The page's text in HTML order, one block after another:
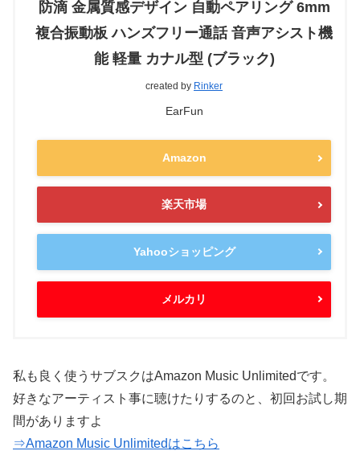
防滴 金属質感デザイン 自動ペアリング 6mm
複合振動板 ハンズフリー通話 音声アシスト機
能 軽量 カナル型 (ブラック)
created by Rinker
EarFun
Amazon
楽天市場
Yahooショッピング
メルカリ
私も良く使うサブスクはAmazon Music Unlimitedです。
好きなアーティスト事に聴けたりするのと、初回お試し期
間がありますよ
⇒Amazon Music Unlimitedはこちら